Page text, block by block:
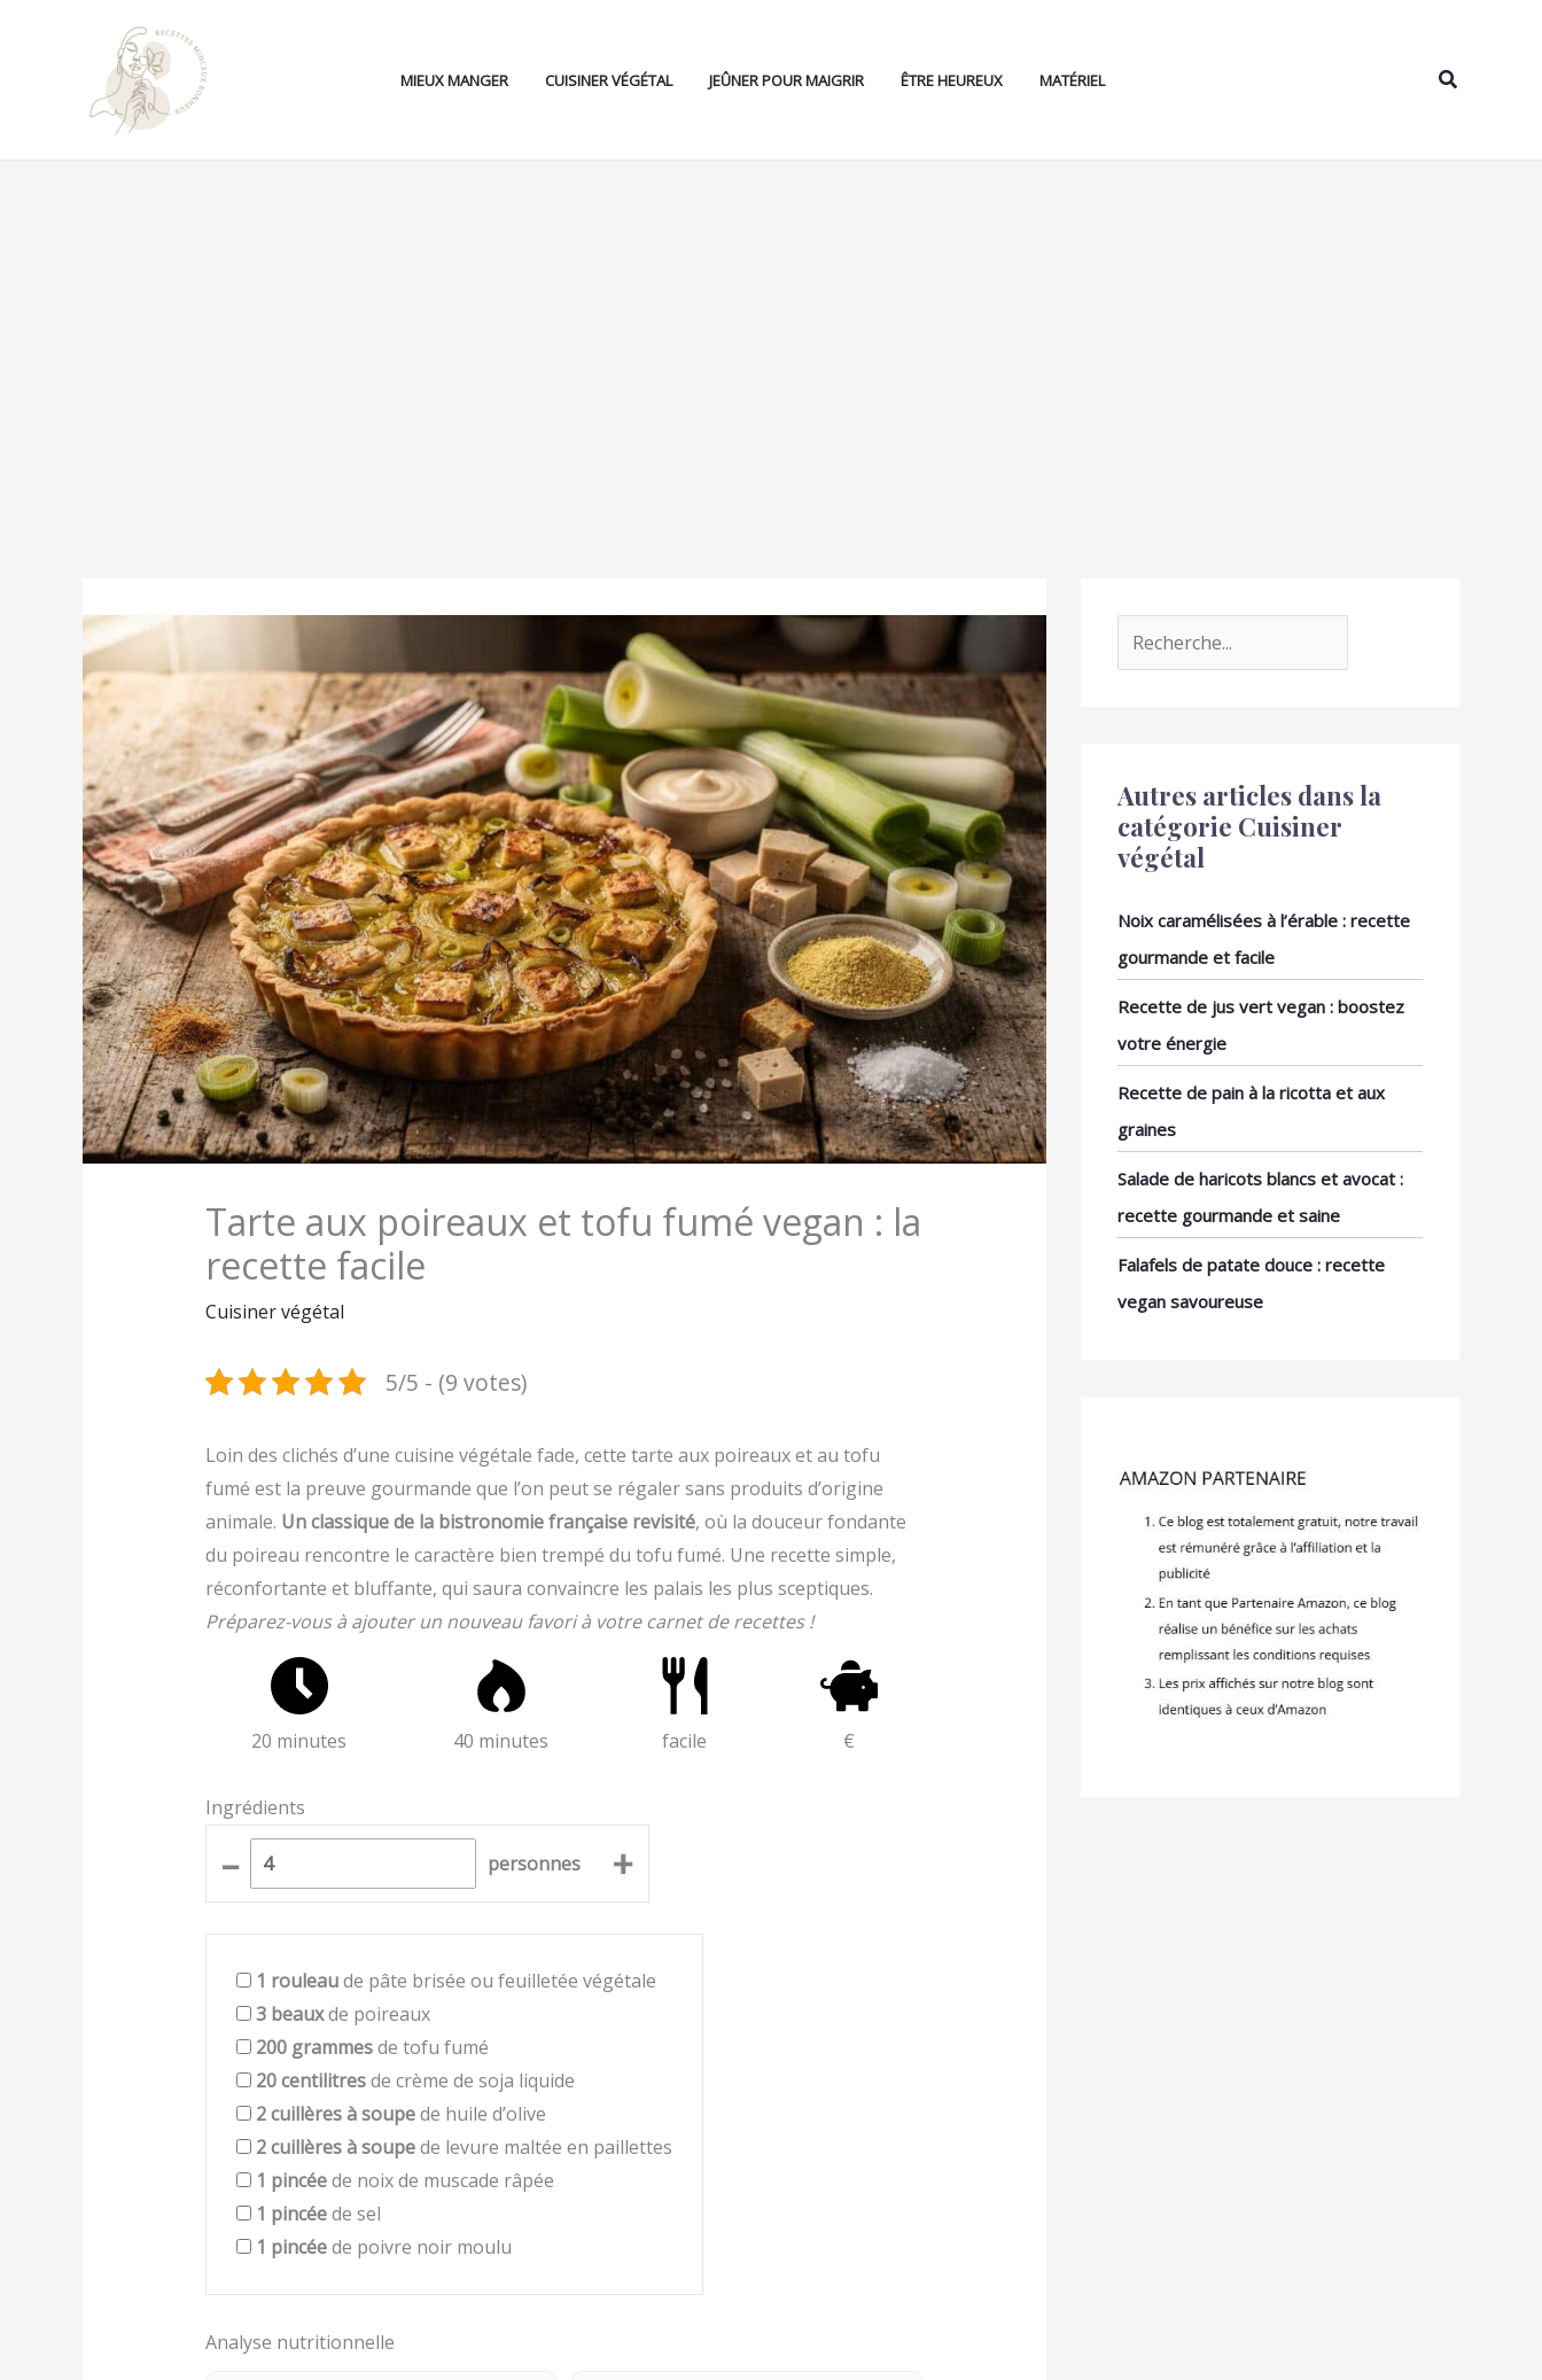
MIEUX MANGER CUISINER VÉGÉTAL JEÛNER POUR MAIGRIR ÊTRE HEUREUX MATÉRIEL
Tarte aux poireaux et tofu fumé vegan : la
recette facile
Cuisiner végétal
5/5 - (9 votes)
Loin des clichés d’une cuisine végétale fade, cette tarte aux poireaux et au tofu
fumé est la preuve gourmande que l’on peut se régaler sans produits d’origine
animale. Un classique de la bistronomie française revisité, où la douceur fondante
du poireau rencontre le caractère bien trempé du tofu fumé. Une recette simple,
réconfortante et bluffante, qui saura convaincre les palais les plus sceptiques.
Préparez-vous à ajouter un nouveau favori à votre carnet de recettes !
20 minutes 40 minutes facile €
Ingrédients
– personnes +
1 rouleaude pâte brisée ou feuilletée végétale
3 beauxde poireaux
200 grammesde tofu fumé
20centilitresde crème de soja liquide
2cuillères à soupede huile d’olive
2cuillères à soupede levure maltée en paillettes
1 pincéede noix de muscade râpée
1 pincéede sel
1 pincéede poivre noir moulu
Analyse nutritionnelle
Autres articles dans la
catégorie Cuisiner
végétal
Noix caramélisées à l’érable : recette
gourmande et facile
Recette de jus vert vegan : boostez
votre énergie
Recette de pain à la ricotta et aux
graines
Salade de haricots blancs et avocat :
recette gourmande et saine
Falafels de patate douce : recette
vegan savoureuse